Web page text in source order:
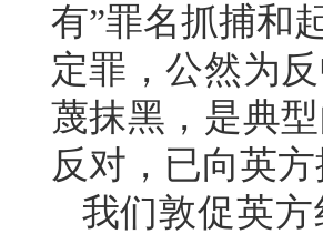
有”罪名抓捕和
定罪，公然为
蔑抹黑，是典
反对，已向英
我们敦促英